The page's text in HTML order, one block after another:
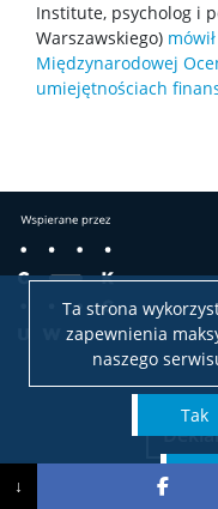
Studia stacjonarne
Szkoła Doktorska
Procedura
Zintegrowany
Ta strona
zapewnienia
naszego
Tak
Institute, psycholog i
Warszawskiego)
Międzynarodowej
umiejętnościach
↓